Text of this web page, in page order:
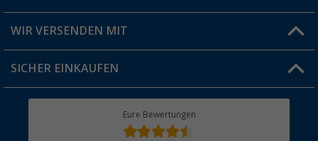
Jobs & Karriere
Versandinformationen
Rücksendung
WIR VERSENDEN MIT
SICHER EINKAUFEN
Eure Bewertungen